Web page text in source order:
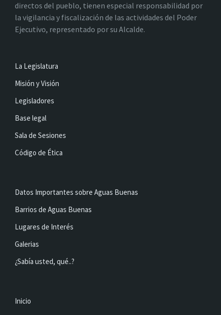
directos del pueblo, tienen especial responsabilidad por
la vigilancia y fiscalización de las actividades del Poder
Ejecutivo, representado por su Alcalde.
La Legislatura
Misión y Visión
Legisladores
Base legal
Sala de Sesiones
Código de Ética
Datos Importantes sobre Aguas Buenas
Barrios de Aguas Buenas
Lugares de Interés
Galerias
¿Sabía usted, qué..?
Inicio